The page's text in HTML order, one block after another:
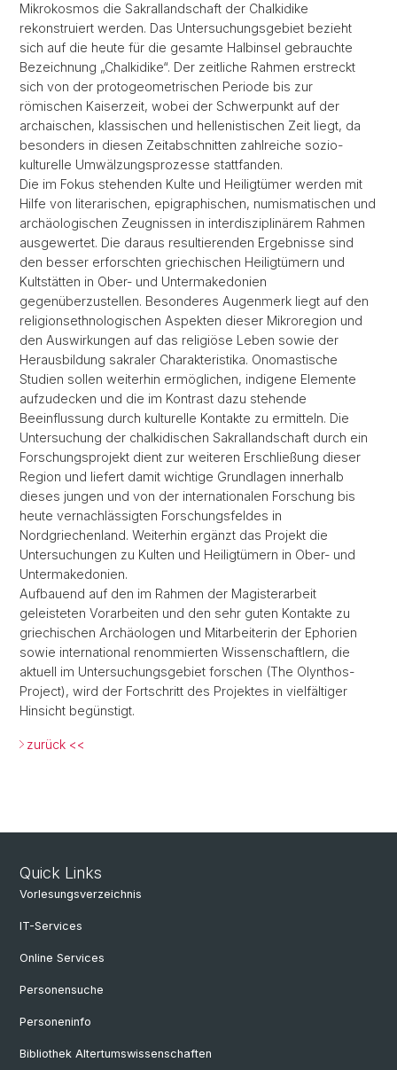
Mikrokosmos die Sakrallandschaft der Chalkidike
rekonstruiert werden. Das Untersuchungsgebiet bezieht
sich auf die heute für die gesamte Halbinsel gebrauchte
Bezeichnung „Chalkidike“. Der zeitliche Rahmen erstreckt
sich von der protogeometrischen Periode bis zur
römischen Kaiserzeit, wobei der Schwerpunkt auf der
archaischen, klassischen und hellenistischen Zeit liegt, da
besonders in diesen Zeitabschnitten zahlreiche sozio-
kulturelle Umwälzungsprozesse stattfanden.
Die im Fokus stehenden Kulte und Heiligtümer werden mit
Hilfe von literarischen, epigraphischen, numismatischen und
archäologischen Zeugnissen in interdisziplinärem Rahmen
ausgewertet. Die daraus resultierenden Ergebnisse sind
den besser erforschten griechischen Heiligtümern und
Kultstätten in Ober- und Untermakedonien
gegenüberzustellen. Besonderes Augenmerk liegt auf den
religionsethnologischen Aspekten dieser Mikroregion und
den Auswirkungen auf das religiöse Leben sowie der
Herausbildung sakraler Charakteristika. Onomastische
Studien sollen weiterhin ermöglichen, indigene Elemente
aufzudecken und die im Kontrast dazu stehende
Beeinflussung durch kulturelle Kontakte zu ermitteln. Die
Untersuchung der chalkidischen Sakrallandschaft durch ein
Forschungsprojekt dient zur weiteren Erschließung dieser
Region und liefert damit wichtige Grundlagen innerhalb
dieses jungen und von der internationalen Forschung bis
heute vernachlässigten Forschungsfeldes in
Nordgriechenland. Weiterhin ergänzt das Projekt die
Untersuchungen zu Kulten und Heiligtümern in Ober- und
Untermakedonien.
Aufbauend auf den im Rahmen der Magisterarbeit
geleisteten Vorarbeiten und den sehr guten Kontakte zu
griechischen Archäologen und Mitarbeiterin der Ephorien
sowie international renommierten Wissenschaftlern, die
aktuell im Untersuchungsgebiet forschen (The Olynthos-
Project), wird der Fortschritt des Projektes in vielfältiger
Hinsicht begünstigt.
zurück <<
Quick Links
Vorlesungsverzeichnis
IT-Services
Online Services
Personensuche
Personeninfo
Bibliothek Altertumswissenschaften